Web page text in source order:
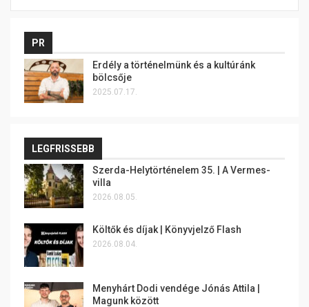
PR
Erdély a történelmünk és a kultúránk
bölcsője
2025.07.17.
LEGFRISSEBB
Szerda-Helytörténelem 35. | A Vermes-
villa
2026.08.05.
Költők és díjak | Könyvjelző Flash
2026.08.04.
Menyhárt Dodi vendége Jónás Attila |
Magunk között